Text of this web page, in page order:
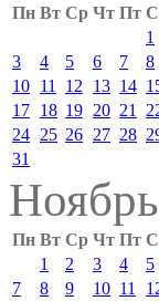
Пн Вт Ср Чт Пт
1
3
4 5 6 7 8
10 11 12 13 14
17 18 19 20 21
24 25 26 27 28
31
Пн Вт Ср Чт Пт
1
2 3 4 5
7
8 9 10 11